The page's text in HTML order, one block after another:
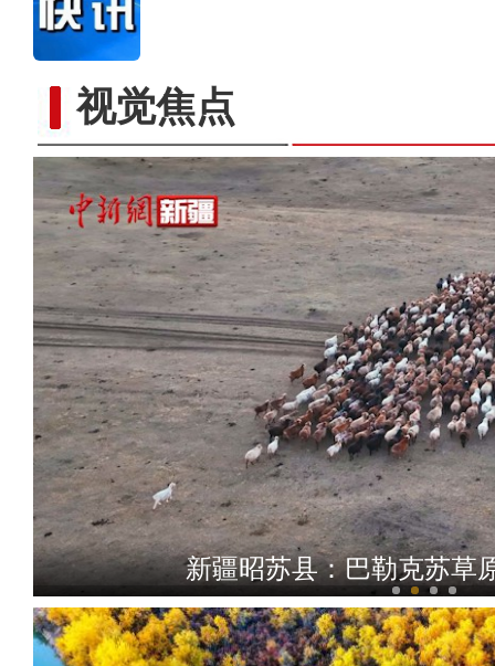
视觉焦点新疆昭苏县：巴勒克苏草
新疆巩留县：芦苇湿